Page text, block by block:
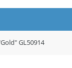
GL50914